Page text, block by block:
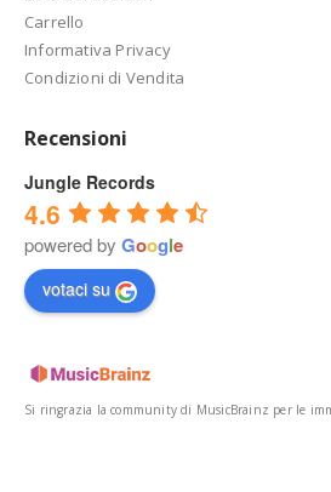
Carrello
Informativa Privacy
Condizioni di Vendita
Recensioni
Jungle Records
4.6
powered by Google
votaci su
Si ringrazia la community di MusicBrainz per le